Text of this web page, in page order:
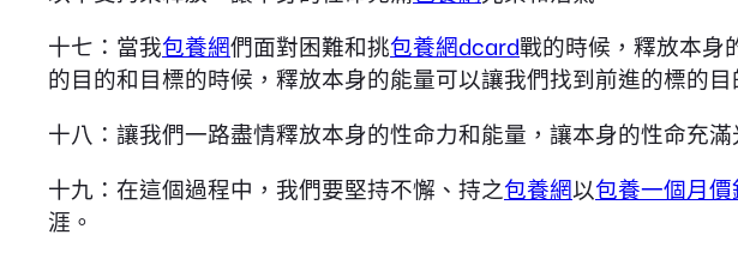
十七：當我包養網們面對困難和挑包養網dcard戰的時候，釋放本身
的目的和目標的時候，釋放本身的能量可以讓我們找到前進的標的目
十八：讓我們一路盡情釋放本身的性命力和能量，讓本身的性命充
十九：在這個過程中，我們要堅持不懈、持之包養網以包養一個月價
涯。